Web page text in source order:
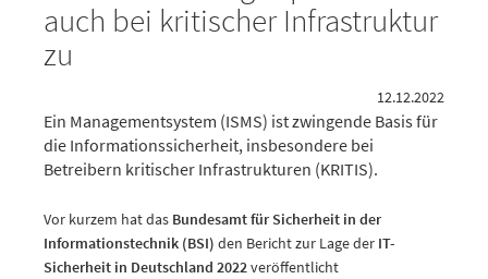
auch bei kritischer Infrastruktur
zu
12.12.2022
Ein Managementsystem (ISMS) ist zwingende Basis für
die Informationssicherheit, insbesondere bei
Betreibern kritischer Infrastrukturen (KRITIS).
Vor kurzem hat das Bundesamt für Sicherheit in der
Informationstechnik (BSI) den Bericht zur Lage der IT-
Sicherheit in Deutschland 2022veröffentlicht